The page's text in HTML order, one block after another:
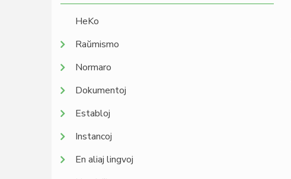
HeKo
Raŭmismo
Normaro
Dokumentoj
Establoj
Instancoj
En aliaj lingvoj